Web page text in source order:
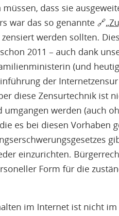
dass sie
war das so genannte 🔗„
werden sollten.
2011 – auch dank
(und
der
diese Zensurtechnik ist
umgangen werden (auch
es bei diesen Vorhaben
einzurichten.
Form für die
im Internet ist nicht